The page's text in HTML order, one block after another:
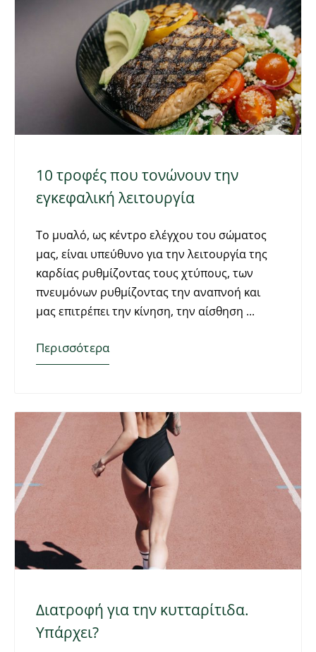
10 τροφές που τονώνουν την
εγκεφαλική λειτουργία
Το μυαλό, ως κέντρο ελέγχου του σώματος
μας, είναι υπεύθυνο για την λειτουργία της
καρδίας ρυθμίζοντας τους χτύπους, των
πνευμόνων ρυθμίζοντας την αναπνοή και
μας επιτρέπει την κίνηση, την αίσθηση
Περισσότερα
Διατροφή για την κυτταρίτιδα.
Υπάρχει?